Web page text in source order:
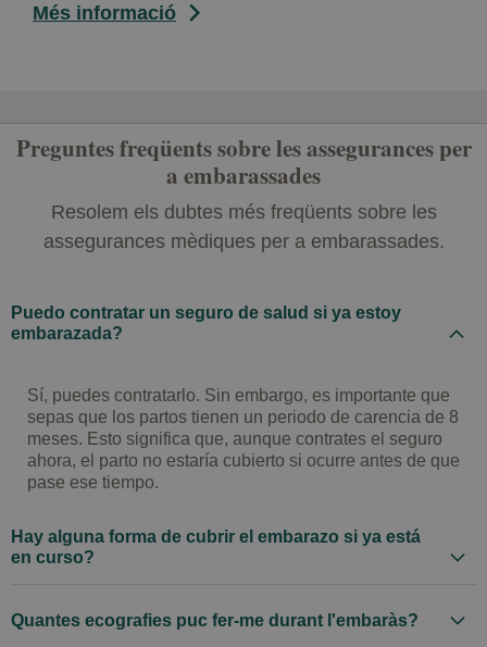
Més informació
Preguntes freqüents sobre les assegurances per
a embarassades
Resolem els dubtes més freqüents sobre les
assegurances mèdiques per a embarassades.
Puedo contratar un seguro de salud si ya estoy
embarazada?
Sí, puedes contratarlo. Sin embargo, es importante que
sepas que los partos tienen un periodo de carencia de 8
meses. Esto significa que, aunque contrates el seguro
ahora, el parto no estaría cubierto si ocurre antes de que
pase ese tiempo.
Hay alguna forma de cubrir el embarazo si ya está
en curso?
Quantes ecografies puc fer-me durant l'embaràs?